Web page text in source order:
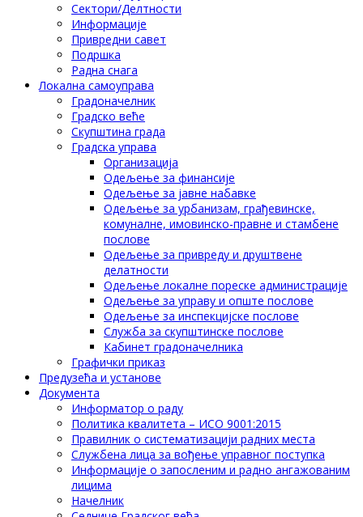
Сектори/Делтности
Информације
Привредни савет
Подршка
Радна снага
Локална самоуправа
Градоначелник
Градско веће
Скупштина града
Градска управа
Организација
Одељење за финансије
Одељење за јавне набавке
Одељење за урбанизам, грађевинске,
комуналне, имовинско-правне и стамбене
послове
Одељење за привреду и друштвене
делатности
Одељење локалне пореске администрације
Одељење за управу и опште послове
Одељење за инспекцијске послове
Служба за скупштинске послове
Кабинет градоначелника
Графички приказ
Предузећа и установе
Документа
Информатор о раду
Политика квалитета – ИСО 9001:2015
Правилник о систематизацији радних места
Службена лица за вођење управног поступка
Информације о запосленим и радно ангажованим
лицима
Начелник